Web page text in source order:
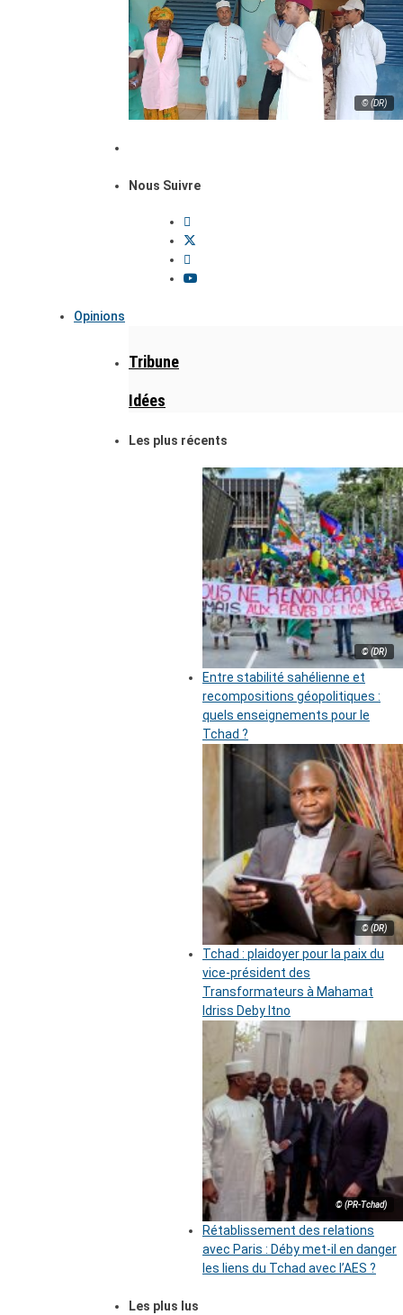
© (DR)
Nous Suivre
Opinions
Tribune
Idées
Les plus récents
© (DR)
Entre stabilité sahélienne et
recompositions géopolitiques :
quels enseignements pour le
Tchad ?
© (DR)
Tchad : plaidoyer pour la paix du
vice-président des
Transformateurs à Mahamat
Idriss Deby Itno
© (PR-Tchad)
Rétablissement des relations
avec Paris : Déby met-il en danger
les liens du Tchad avec l’AES ?
Les plus lus